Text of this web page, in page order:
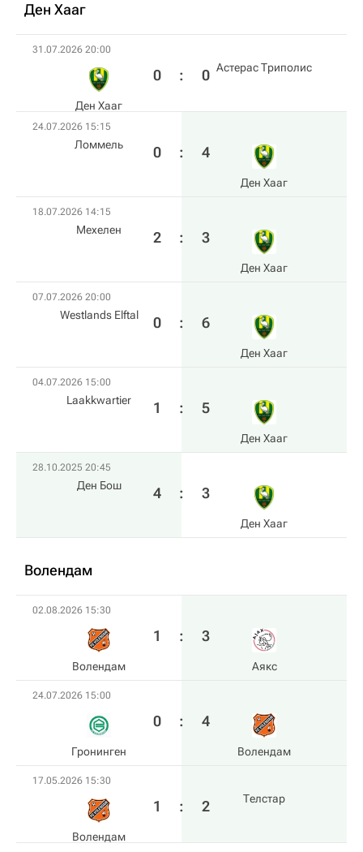
Ден Хааг
31.07.2026 20:00
Ден Хааг
0 : 0 Астерас Триполис
24.07.2026 15:15
Ломмель 0 : 4
Ден Хааг
18.07.2026 14:15
Мехелен 2 : 3
Ден Хааг
07.07.2026 20:00
Westlands Elftal 0 : 6
Ден Хааг
04.07.2026 15:00
Laakkwartier 1 : 5
Ден Хааг
28.10.2025 20:45
Ден Бош 4 : 3
Ден Хааг
Волендам
02.08.2026 15:30
Волендам
1 : 3
Аякс
24.07.2026 15:00
Гронинген
0 : 4
Волендам
17.05.2026 15:30
Волендам
1 : 2 Телстар